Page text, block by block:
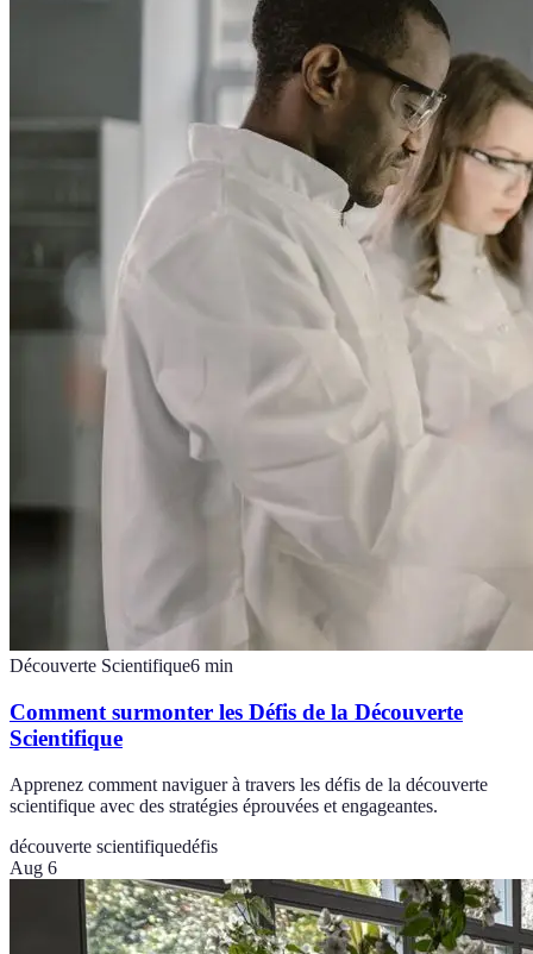
Découverte Scientifique6 min
Comment surmonter les Défis de la Découverte
Scientifique
Apprenez comment naviguer à travers les défis de la découverte
scientifique avec des stratégies éprouvées et engageantes.
découverte scientifiquedéfis
Aug 6